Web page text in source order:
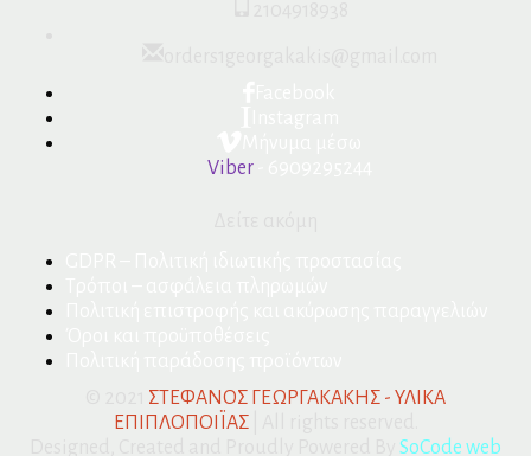
Viber- 6909295244
ΣΤΕΦΑΝΟΣ ΓΕΩΡΓΑΚΑΚΗΣ - ΥΛΙΚΑ
ΕΠΙΠΛΟΠΟΙΪΑΣ| All rights reserved.
SoCode web